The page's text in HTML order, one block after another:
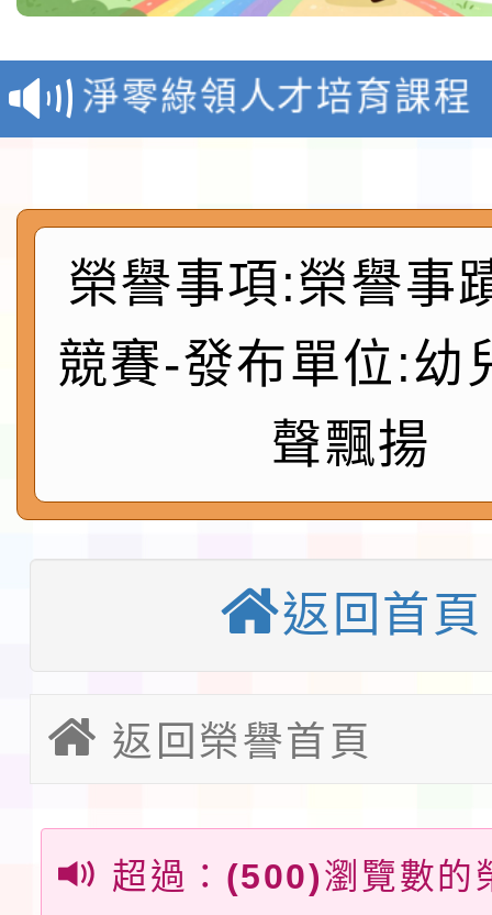
教育部校安中心白海豚
報
淨零綠領人才培育課程
及師生本土語及新住民
實施要點各1份
115年食農教育專業人
程
函轉國家通訊傳播委員
鎮韌性（防空）演習－
速演練執行計畫」
「115年金融知識線上
本校115學年度第1學
第3次招考代課鐘點教
本市「115學年度學生
程安排一案
「桃園市補助參觀特色
展演活動實施計畫」
請一案
教育部校安中心白海豚
報
淨零綠領人才培育課程
及師生本土語及新住民
115年食農教育專業人
榮譽事項:榮譽事
競賽-發布單位:幼
聲飄揚
返回首頁
返回榮譽首頁
超過： (500)瀏覽數的